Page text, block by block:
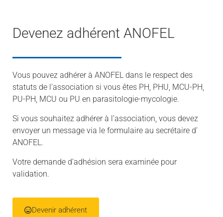
Devenez adhérent ANOFEL
Vous pouvez adhérer à ANOFEL dans le respect des
statuts de l’association si vous êtes PH, PHU, MCU-PH,
PU-PH, MCU ou PU en parasitologie-mycologie.
Si vous souhaitez adhérer à l’association, vous devez
envoyer un message via le formulaire au secrétaire d’
ANOFEL.
Votre demande d’adhésion sera examinée pour
validation.
Devenir adhérent